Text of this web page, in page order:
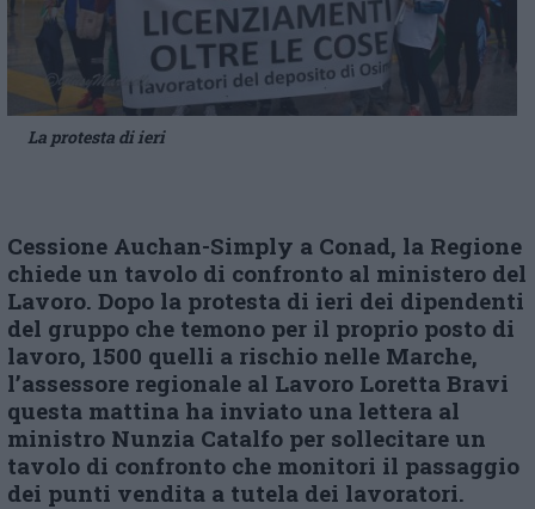
La protesta di ieri
Cessione Auchan-Simply a Conad, la Regione
chiede un tavolo di confronto al ministero del
Lavoro. Dopo la protesta di ieri dei dipendenti
del gruppo che temono per il proprio posto di
lavoro, 1500 quelli a rischio nelle Marche,
l’assessore regionale al Lavoro Loretta Bravi
questa mattina ha inviato una lettera al
ministro Nunzia Catalfo per sollecitare un
tavolo di confronto che monitori il passaggio
dei punti vendita a tutela dei lavoratori.